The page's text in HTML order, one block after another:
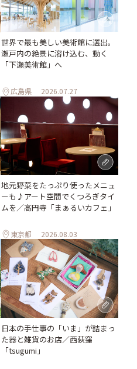
世界で最も美しい美術館に選出。
瀬戸内の絶景に溶け込む、動く
「下瀬美術館」へ
広島県 2026.07.27
地元野菜をたっぷり使ったメニュ
ーも♪アート空間でくつろぎタイ
ムを／高円寺「まぁるいカフェ」
東京都 2026.08.03
日本の手仕事の「いま」が詰まっ
た器と雑貨のお店／西荻窪
「tsugumi」